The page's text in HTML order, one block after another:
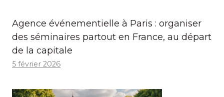
Agence événementielle à Paris : organiser
des séminaires partout en France, au départ
de la capitale
5 février 2026